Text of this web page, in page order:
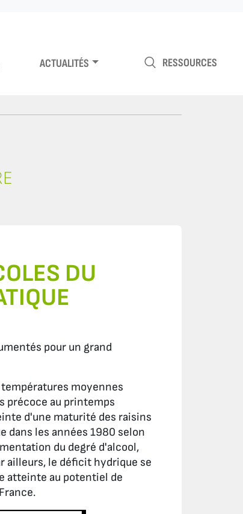
ACTUALITÉS RESSOURCES
DU
pour un grand
moyennes
précoce au printemps
d'une maturité des raisins
dans les années 1980 selon
du degré d'alcool,
ailleurs, le déficit hydrique se
atteinte au potentiel de